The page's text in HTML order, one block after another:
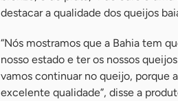
destacar a qualidade dos queijos
“Nós mostramos que a Bahia tem
nosso estado e ter os nossos
vamos continuar no queijo, porque
excelente qualidade”, disse a